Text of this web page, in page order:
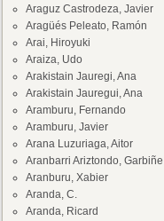
Araguz Castrodeza, Javier
Aragüés Peleato, Ramón
Arai, Hiroyuki
Araiza, Udo
Arakistain Jauregi, Ana
Arakistain Jauregui, Ana
Aramburu, Fernando
Aramburu, Javier
Arana Luzuriaga, Aitor
Aranbarri Ariztondo, Garbiñe
Aranburu, Xabier
Aranda, C.
Aranda, Ricard